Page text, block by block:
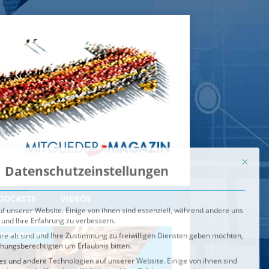
VIDEOS
IM BRENNPUNKT
unserer Website. Einige von ihnen sind essenziell, während andere uns
Ihre Erfahrung zu verbessern.
alt sind und Ihre Zustimmung zu freiwilligen Diensten geben möchten,
um Erlaubnis bitten.
und andere Technologien auf unserer Website. Einige von ihnen sind
uns helfen, diese Website und Ihre Erfahrung zu verbessern.
können verarbeitet werden (z. B. IP-Adressen), z. B. für
und Inhalte oder Anzeigen- und Inhaltsmessung.
Verwendung Ihrer Daten finden Sie in unserer
jederzeit unterEinstellungenwiderrufen oder anpassen.
Service-Gruppen, für die eine Einwilligung erteilt werden
Speichern
Alle akzeptieren